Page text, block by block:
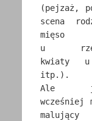
(pejzaż,
scena
mięso
u
kwiaty
itp.).
Ale
wcześniej
malujący